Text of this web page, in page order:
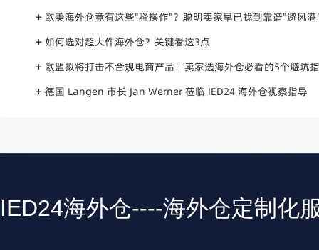
+ 欧美海外仓竟有这些"骚操作"？聪明卖家早已找到靠谱"避风
+ 如何选对超大件海外仓？关键看这3点
+ 欧盟拟将打击不合规电商产品！卖家选海外仓必看的5个避坑
+ 德国 Langen 市长 Jan Werner 莅临 IED24 海外仓视察指导
IED24海外仓----海外仓定制化